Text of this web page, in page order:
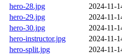
hero-28.jpg
2024-11-
hero-29.jpg
2024-11-
hero-30.jpg
2024-11-
hero-instructor.jpg
2024-11-
hero-split.jpg
2024-11-